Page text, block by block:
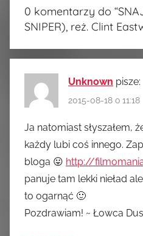
0 komentarzy do “
SNIPER), reż. Clint
Unknown pisze:
2015-08-18 o 11:18
Ja natomiast słyszałem,
każdy lubi coś innego.
bloga 😛 http://
panuje tam lekki nieład
to ogarnąć 🙂
Pozdrawiam! ~ Łowca